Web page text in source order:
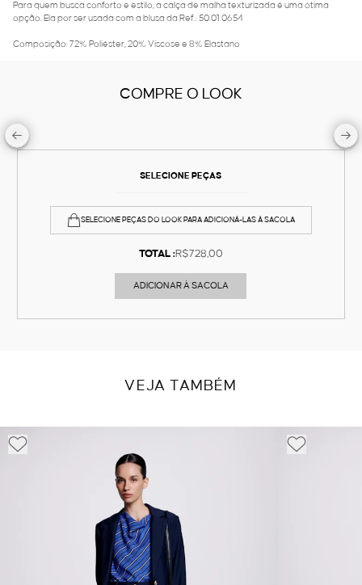
Para quem busca conforto e estilo, a calça de malha texturizada é uma ótima
opção. Ela por ser usada com a blusa da Ref.: 50.01.0654
Composição: 72% Poliéster, 20% Viscose e 8% Elastano
COMPRE O LOOK
SELECIONE PEÇAS
SELECIONE PEÇAS DO LOOK PARA ADICIONÁ-LAS À SACOLA
TOTAL :R$728,00
ADICIONAR À SACOLA
VEJA TAMBÉM